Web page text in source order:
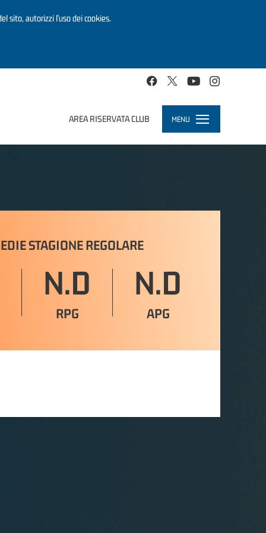
sito, autorizzi l’uso dei cookies.
AREA RISERVATA CLUB MENU
Toggle
navigation
STAGIONE REGOLARE
N.D
RPG
N.D
APG